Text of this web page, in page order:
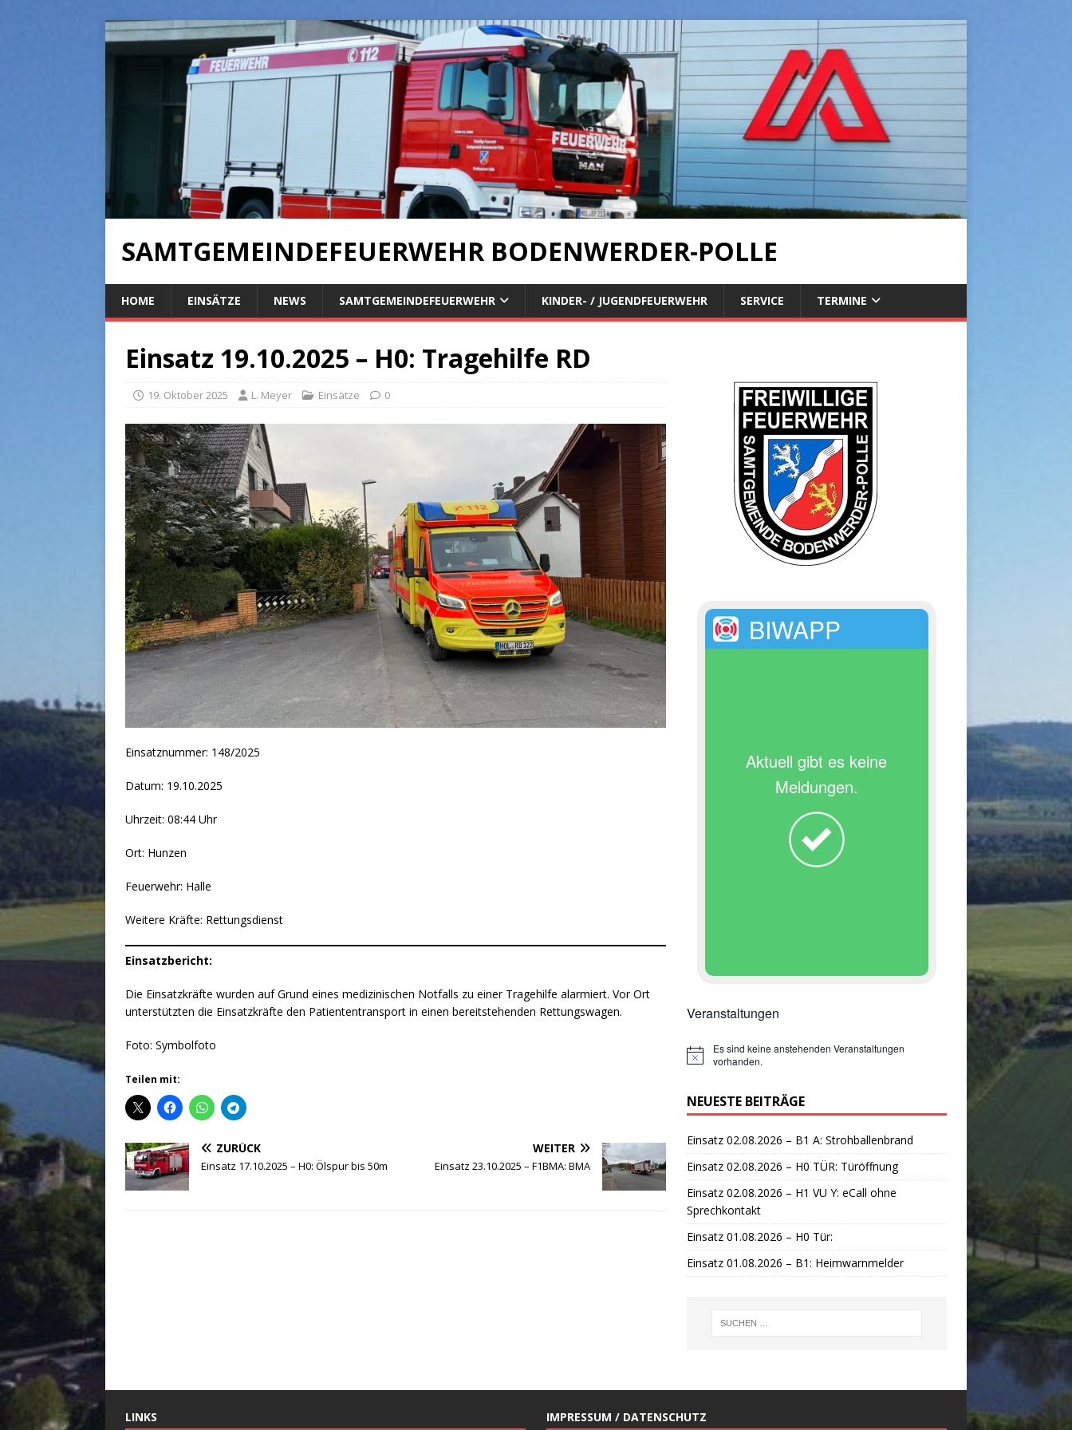
SAMTGEMEINDEFEUERWEHR BODENWERDER-POLLE
HOME EINSÄTZE NEWS SAMTGEMEINDEFEUERWEHR KINDER- / JUGENDFEUERWEHR SERVICE TERMINE
Einsatz 19.10.2025 – H0: Tragehilfe RD
19. Oktober 2025 L. Meyer Einsätze 0
Einsatznummer: 148/2025
Datum: 19.10.2025
Uhrzeit: 08:44 Uhr
Ort: Hunzen
Feuerwehr: Halle
Weitere Kräfte: Rettungsdienst
Einsatzbericht:
Die Einsatzkräfte wurden auf Grund eines medizinischen Notfalls zu einer Tragehilfe alarmiert. Vor Ort
unterstützten die Einsatzkräfte den Patiententransport in einen bereitstehenden Rettungswagen.
Foto: Symbolfoto
Teilen mit:
ZURÜCK
Einsatz 17.10.2025 – H0: Ölspur bis 50m
WEITER
Einsatz 23.10.2025 – F1BMA: BMA
BIWAPP
Aktuell gibt es keine
Meldungen.
Veranstaltungen
H
w
e
s
Es sind keine anstehenden Veranstaltungen
vorhanden.
NEUESTE BEITRÄGE
Einsatz 02.08.2026 – B1 A: Strohballenbrand
Einsatz 02.08.2026 – H0 TÜR: Türöffnung
Einsatz 02.08.2026 – H1 VU Y: eCall ohne
Sprechkontakt
Einsatz 01.08.2026 – H0 Tür:
Einsatz 01.08.2026 – B1: Heimwarnmelder
LINKS IMPRESSUM / DATENSCHUTZ